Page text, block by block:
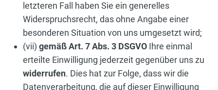
letzteren Fall haben Sie ein generelles
Widerspruchsrecht, das ohne Angabe einer
besonderen Situation von uns umgesetzt wird;
(vii) gemäß Art. 7 Abs. 3 DSGVO Ihre einmal
erteilte Einwilligung jederzeit gegenüber uns zu
widerrufen. Dies hat zur Folge, dass wir die
Datenverarbeitung, die auf dieser Einwilligung